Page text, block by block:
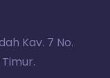
Kav. 7 No.